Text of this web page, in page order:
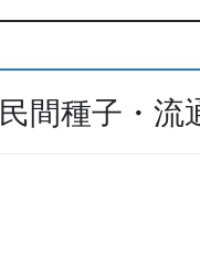
間種子・流